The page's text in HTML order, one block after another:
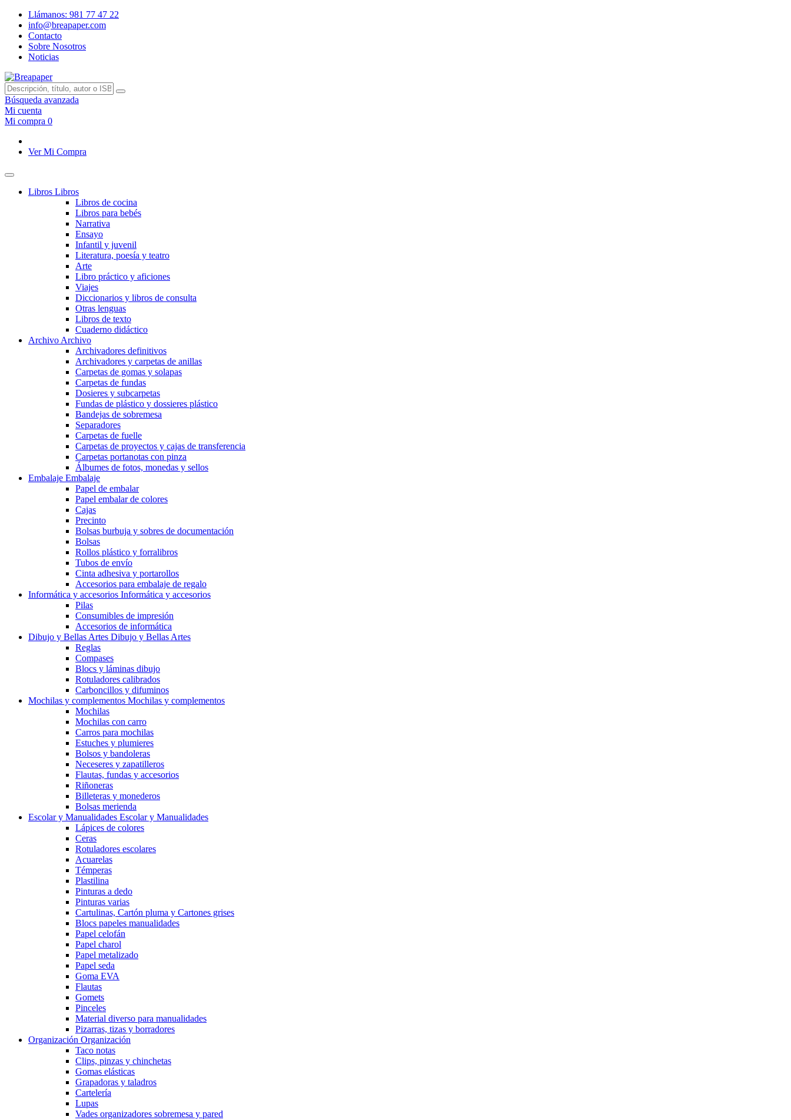
Llámanos: 981 77 47 22
info@breapaper.com
Contacto
Sobre Nosotros
Noticias
Búsqueda avanzada
Mi cuenta
Mi compra 0
Ver Mi Compra
Libros Libros
Libros de cocina
Libros para bebés
Narrativa
Ensayo
Infantil y juvenil
Literatura, poesía y teatro
Arte
Libro práctico y aficiones
Viajes
Diccionarios y libros de consulta
Otras lenguas
Libros de texto
Cuaderno didáctico
Archivo Archivo
Archivadores definitivos
Archivadores y carpetas de anillas
Carpetas de gomas y solapas
Carpetas de fundas
Dosieres y subcarpetas
Fundas de plástico y dossieres plástico
Bandejas de sobremesa
Separadores
Carpetas de fuelle
Carpetas de proyectos y cajas de transferencia
Carpetas portanotas con pinza
Álbumes de fotos, monedas y sellos
Embalaje Embalaje
Papel de embalar
Papel embalar de colores
Cajas
Precinto
Bolsas burbuja y sobres de documentación
Bolsas
Rollos plástico y forralibros
Tubos de envío
Cinta adhesiva y portarollos
Accesorios para embalaje de regalo
Informática y accesorios Informática y accesorios
Pilas
Consumibles de impresión
Accesorios de informática
Dibujo y Bellas Artes Dibujo y Bellas Artes
Reglas
Compases
Blocs y láminas dibujo
Rotuladores calibrados
Carboncillos y difuminos
Mochilas y complementos Mochilas y complementos
Mochilas
Mochilas con carro
Carros para mochilas
Estuches y plumieres
Bolsos y bandoleras
Neceseres y zapatilleros
Flautas, fundas y accesorios
Riñoneras
Billeteras y monederos
Bolsas merienda
Escolar y Manualidades Escolar y Manualidades
Lápices de colores
Ceras
Rotuladores escolares
Acuarelas
Témperas
Plastilina
Pinturas a dedo
Pinturas varias
Cartulinas, Cartón pluma y Cartones grises
Blocs papeles manualidades
Papel celofán
Papel charol
Papel metalizado
Papel seda
Goma EVA
Flautas
Gomets
Pinceles
Material diverso para manualidades
Pizarras, tizas y borradores
Organización Organización
Taco notas
Clips, pinzas y chinchetas
Gomas elásticas
Grapadoras y taladros
Cartelería
Lupas
Vades organizadores sobremesa y pared